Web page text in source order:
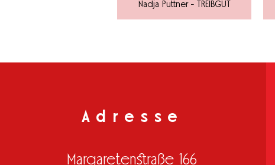
Nadja Puttner - TREIBGUT
Adresse
Margaretenstraße 166